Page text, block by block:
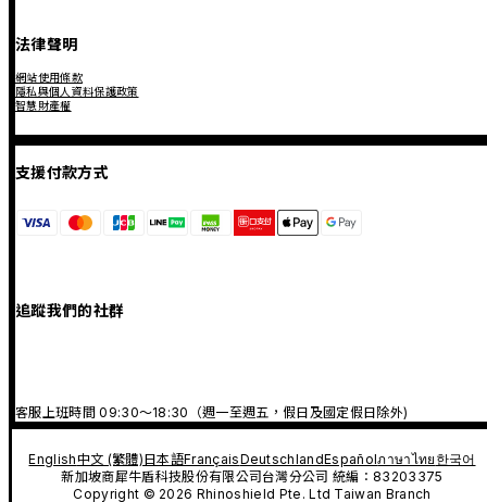
法律聲明
網站使用條款
隱私與個人資料保護政策
智慧財產權
支援付款方式
追蹤我們的社群
客服上班時間 09:30～18:30（週一至週五，假日及國定假日除外)
English中文 (繁體)日本語FrançaisDeutschlandEspañolภาษาไทย 한국어
新加坡商犀牛盾科技股份有限公司台灣分公司 統編：83203375
Copyright © 2026 Rhinoshield Pte. Ltd Taiwan Branch